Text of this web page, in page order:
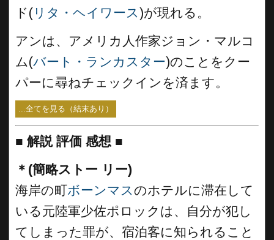
ド( リタ・ヘイワース)が現れる。
アンは、アメリカ人作家ジョン・マルコ
ム(バート・ランカスター)のことをクー
パーに尋ねチェックインを済ます。
...全てを見る（結末あり）
■ 解説 評価 感想 ■
＊(簡略ストー リー)
海岸の町ボーンマスのホテルに滞在して
いる元陸軍少佐ポロックは、自分が犯し
てしまった罪が、宿泊客に知られること